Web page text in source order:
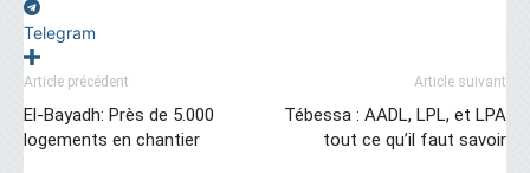
Telegram
Article précédent
El-Bayadh: Près de 5.000
logements en chantier
Article suivant
Tébessa : AADL, LPL, et LPA
tout ce qu’il faut savoir